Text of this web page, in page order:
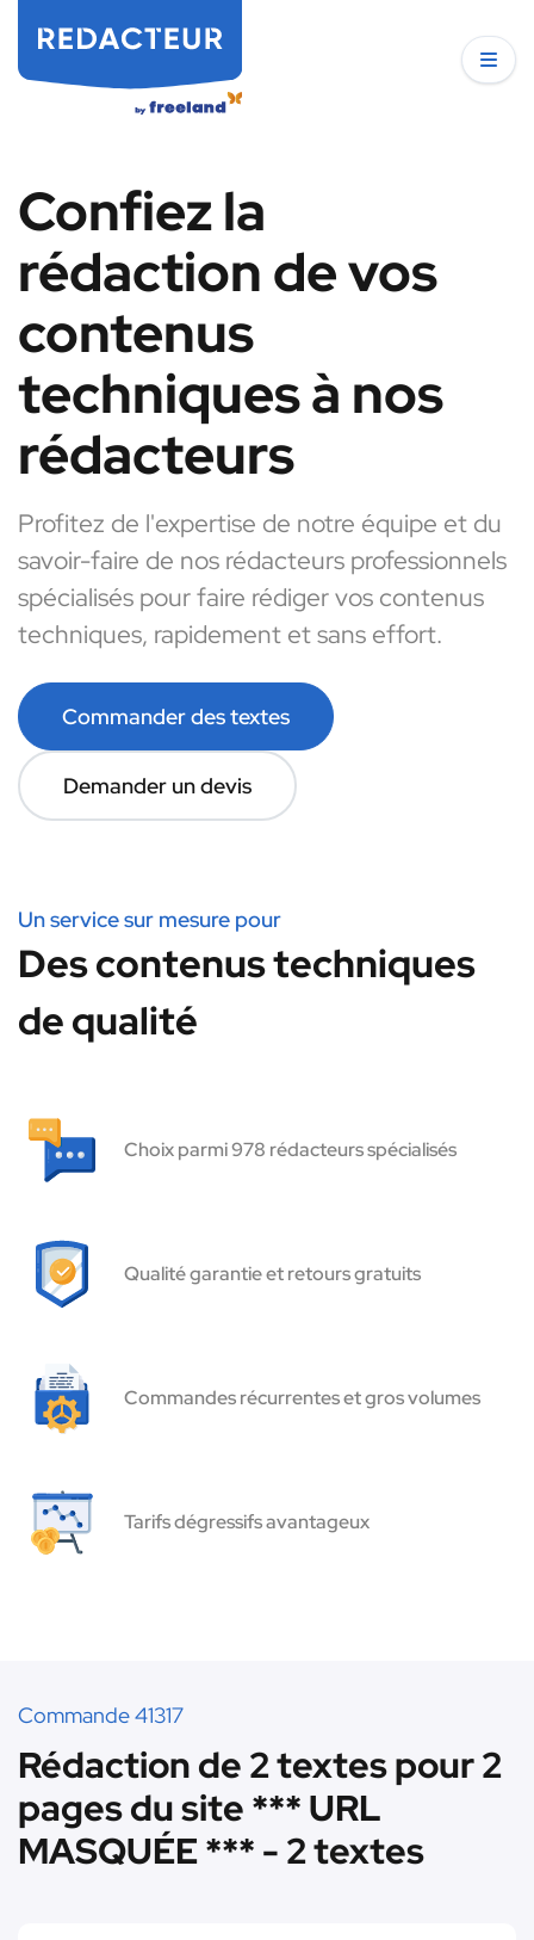
Confiez la
rédaction de vos
contenus
techniques à nos
rédacteurs
Profitez de l'expertise de notre équipe et du
savoir-faire de nos rédacteurs professionnels
spécialisés pour faire rédiger vos contenus
techniques, rapidement et sans effort.
Commander des textes
Demander un devis
Un service sur mesure pour
Des contenus techniques
de qualité
Choix parmi 978 rédacteurs spécialisés
Qualité garantie et retours gratuits
Commandes récurrentes et gros volumes
Tarifs dégressifs avantageux
Commande 41317
Rédaction de 2 textes pour 2
pages du site *** URL
MASQUÉE *** - 2 textes